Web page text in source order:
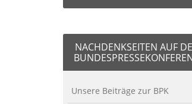
NACHDENKSEITEN AUF
Unsere Beiträge zur BPK